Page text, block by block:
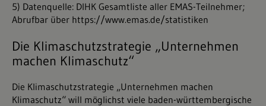
5) Datenquelle: DIHK Gesamtliste aller EMAS-Teilnehmer;
Abrufbar über https://www.emas.de/statistiken
Die Klimaschutzstrategie „Unternehmen
machen Klimaschutz“
Die Klimaschutzstrategie „Unternehmen machen
Klimaschutz“ will möglichst viele baden-württembergische